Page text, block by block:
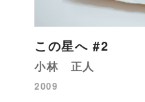
この星へ #2
小林 正人
2009